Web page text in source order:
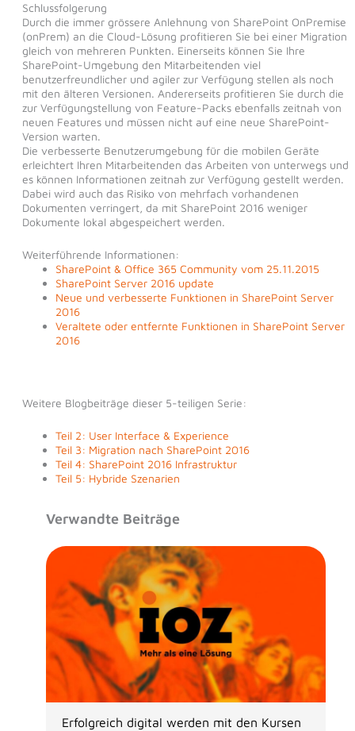
Schlussfolgerung
Durch die immer grössere Anlehnung von SharePoint OnPremise
(onPrem) an die Cloud-Lösung profitieren Sie bei einer Migration
gleich von mehreren Punkten. Einerseits können Sie Ihre
SharePoint-Umgebung den Mitarbeitenden viel
benutzerfreundlicher und agiler zur Verfügung stellen als noch
mit den älteren Versionen. Andererseits profitieren Sie durch die
zur Verfügungstellung von Feature-Packs ebenfalls zeitnah von
neuen Features und müssen nicht auf eine neue SharePoint-
Version warten.
Die verbesserte Benutzerumgebung für die mobilen Geräte
erleichtert Ihren Mitarbeitenden das Arbeiten von unterwegs und
es können Informationen zeitnah zur Verfügung gestellt werden.
Dabei wird auch das Risiko von mehrfach vorhandenen
Dokumenten verringert, da mit SharePoint 2016 weniger
Dokumente lokal abgespeichert werden.
Weiterführende Informationen:
SharePoint & Office 365 Community vom 25.11.2015
SharePoint Server 2016 update
Neue und verbesserte Funktionen in SharePoint Server
2016
Veraltete oder entfernte Funktionen in SharePoint Server
2016
Weitere Blogbeiträge dieser 5-teiligen Serie:
Teil 2: User Interface & Experience
Teil 3: Migration nach SharePoint 2016
Teil 4: SharePoint 2016 Infrastruktur
Teil 5: Hybride Szenarien
Verwandte Beiträge
Erfolgreich digital werden mit den Kursen